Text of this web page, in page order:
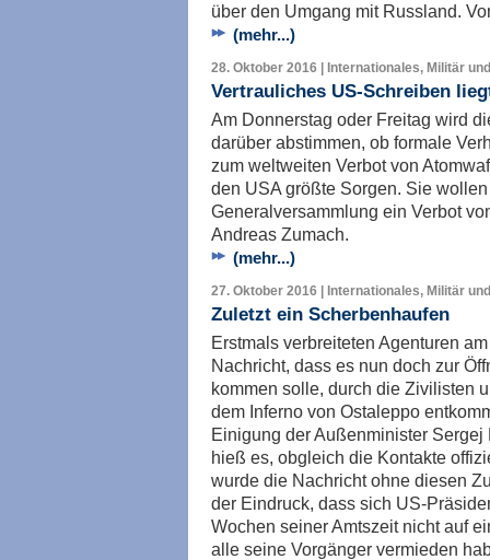
über den Umgang mit Russland.
(mehr...)
28. Oktober 2016 | Internationales, Militär
Vertrauliches US-Schreiben
Am Donnerstag oder Freitag wird
darüber abstimmen, ob formale
zum weltweiten Verbot von
den USA größte Sorgen. Sie
Generalversammlung ein Verbot
Andreas Zumach.
(mehr...)
27. Oktober 2016 | Internationales, Militär
Zuletzt ein Scherbenhaufen
Erstmals verbreiteten Agenturen
Nachricht, dass es nun doch zur
kommen solle, durch die Zivilisten
dem Inferno von Ostaleppo
Einigung der Außenminister
hieß es, obgleich die Kontakte
wurde die Nachricht ohne diesen
der Eindruck, dass sich US-
Wochen seiner Amtszeit nicht auf
alle seine Vorgänger vermieden